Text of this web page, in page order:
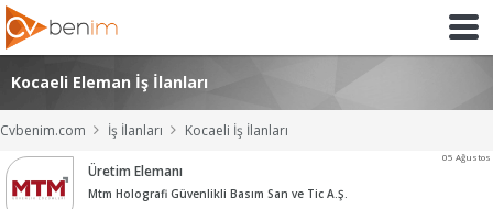
Kocaeli Eleman İş İlanları
Cvbenim.com İş İlanları Kocaeli İş İlanları
05 Ağustos
Üretim Elemanı
Mtm Holografi Güvenlikli Basım San ve Tic A.Ş.